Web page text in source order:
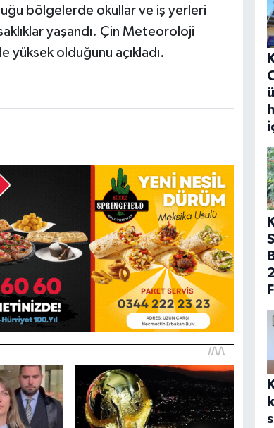
bölgelerde okullar ve iş yerleri
yaşandı. Çin Meteoroloji
yüksek olduğunu açıkladı.